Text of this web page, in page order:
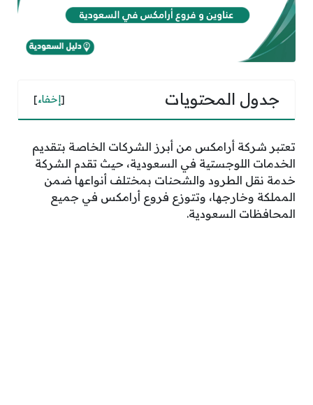
جدول المحتويات [إخفاء]
تعتبر شركة أرامكس من أبرز الشركات الخاصة بتقديم
الخدمات اللوجستية في السعودية، حيث تقدم الشركة
خدمة نقل الطرود والشحنات بمختلف أنواعها ضمن
المملكة وخارجها، وتتوزع فروع أرامكس في جميع
المحافظات السعودية.